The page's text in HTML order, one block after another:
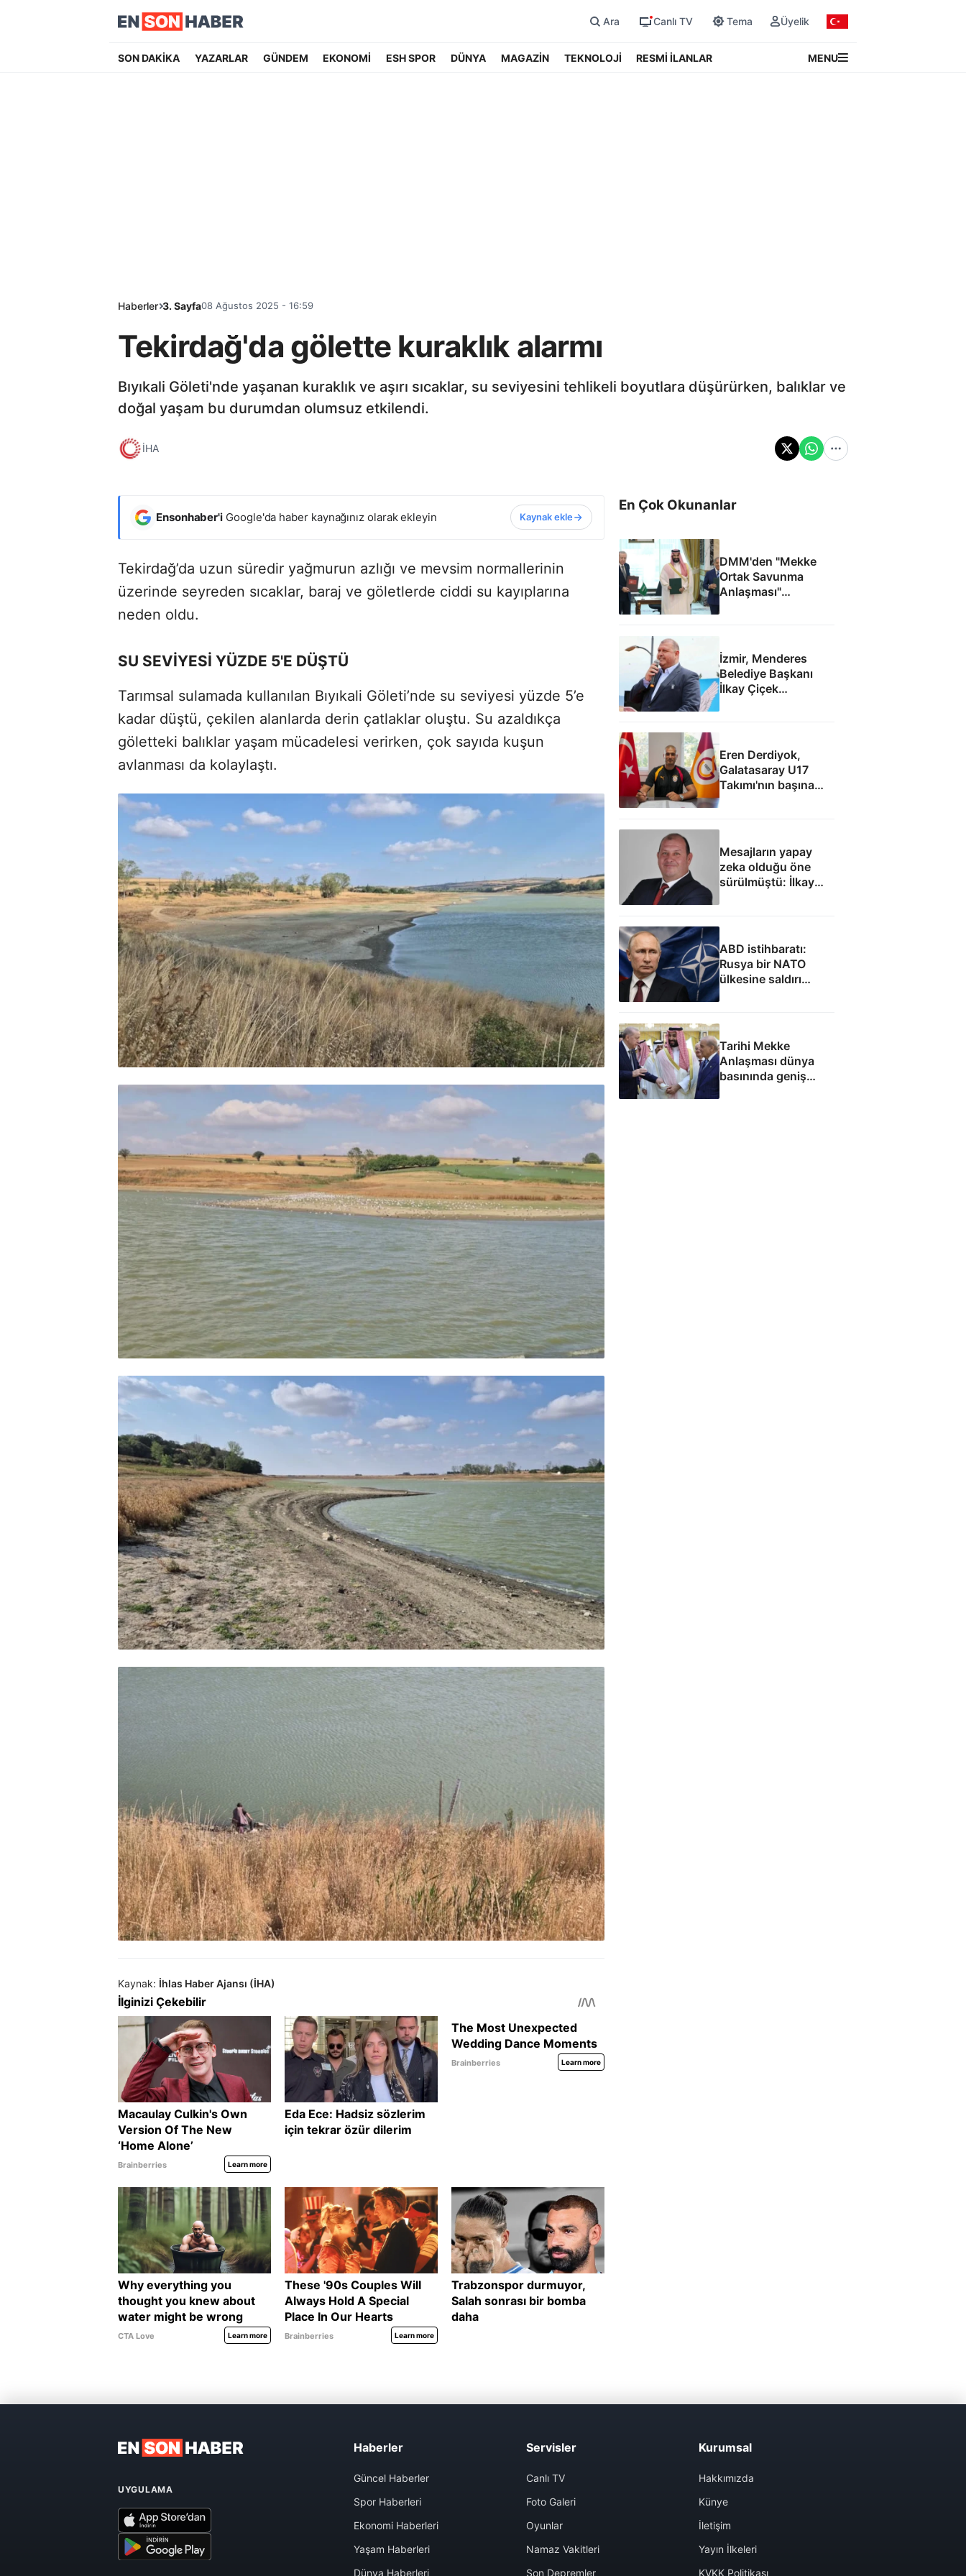
Ara Canlı TV Tema Üyelik
SON DAKİKA YAZARLAR GÜNDEM EKONOMİ ESH SPOR DÜNYA MAGAZİN TEKNOLOJİ RESMİ İLANLAR MENU
Haberler 3. Sayfa08 Ağustos 2025 - 16:59
Tekirdağ'da gölette kuraklık alarmı
Bıyıkali Göleti'nde yaşanan kuraklık ve aşırı sıcaklar, su seviyesini tehlikeli boyutlara düşürürken, balıklar ve
doğal yaşam bu durumdan olumsuz etkilendi.
İHA
Ensonhaber'i Google'da haber kaynağınız olarak ekleyin Kaynak ekle
Tekirdağ’da uzun süredir yağmurun azlığı ve mevsim normallerinin
üzerinde seyreden sıcaklar, baraj ve göletlerde ciddi su kayıplarına
neden oldu.
SU SEVİYESİ YÜZDE 5'E DÜŞTÜ
Tarımsal sulamada kullanılan Bıyıkali Göleti’nde su seviyesi yüzde 5’e
kadar düştü, çekilen alanlarda derin çatlaklar oluştu. Su azaldıkça
göletteki balıklar yaşam mücadelesi verirken, çok sayıda kuşun
avlanması da kolaylaştı.
Kaynak: İhlas Haber Ajansı (İHA)
En Çok Okunanlar
DMM'den "Mekke
Ortak Savunma
Anlaşması"
iddialarına yalanlama
İzmir, Menderes
Belediye Başkanı
İlkay Çiçek
Eren Derdiyok,
Galatasaray U17
Takımı'nın başına
geçti
Mesajların yapay
zeka olduğu öne
sürülmüştü: İlkay
ABD istihbaratı:
Rusya bir NATO
ülkesine saldırı
düzenleyebilir
Tarihi Mekke
Anlaşması dünya
basınında geniş
yankı uyandırdı
UYGULAMA
Haberler
Güncel Haberler
Spor Haberleri
Ekonomi Haberleri
Yaşam Haberleri
Dünya Haberleri
Servisler
Canlı TV
Foto Galeri
Oyunlar
Namaz Vakitleri
Son Depremler
Kurumsal
Hakkımızda
Künye
İletişim
Yayın İlkeleri
KVKK Politikası